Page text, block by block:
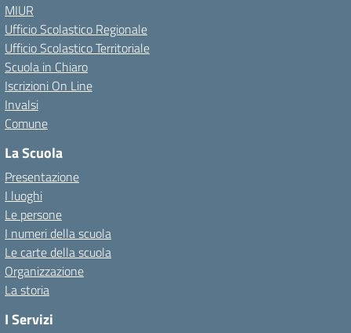
MIUR
Ufficio Scolastico Regionale
Ufficio Scolastico Territoriale
Scuola in Chiaro
Iscrizioni On Line
Invalsi
Comune
La Scuola
Presentazione
I luoghi
Le persone
I numeri della scuola
Le carte della scuola
Organizzazione
La storia
I Servizi